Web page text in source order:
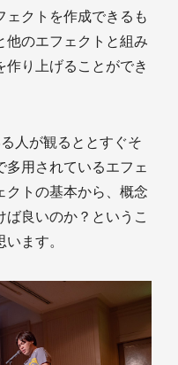
ェクトを作成できるも
他のエフェクトと組み
り上げることができ
人が観るととすぐそ
多用されているエフェ
クトの基本から、概念
良いのか？というこ
ます。